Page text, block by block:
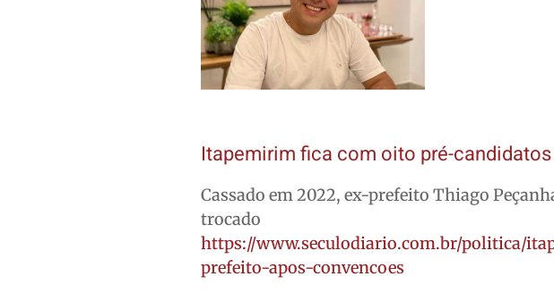
Itapemirim fica com oito pré-
Cassado em 2022, ex-prefeito Thiago
trocado
https://www.seculodiario.com.br/politica/
prefeito-apos-convencoes